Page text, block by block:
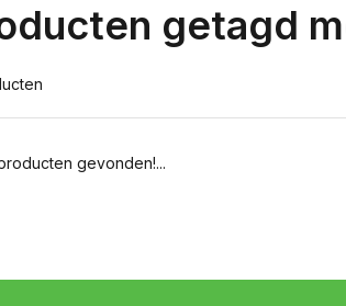
getagd
gevonden!...